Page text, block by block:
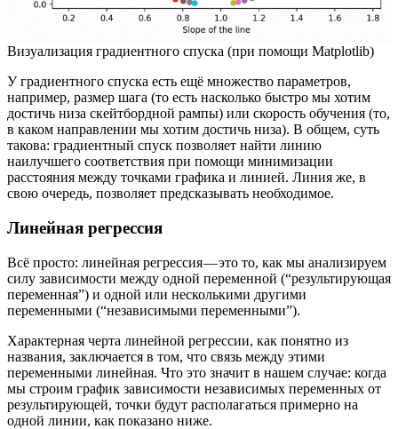
Визуализация градиентного спуска (при помощи Matplotlib)
У градиентного спуска есть ещё множество параметров,
например, размер шага (то есть насколько быстро мы хотим
достичь низа скейтбордной рампы) или скорость обучения (то,
в каком направлении мы хотим достичь низа). В общем, суть
такова: градиентный спуск позволяет найти линию
наилучшего соответствия при помощи минимизации
расстояния между точками графика и линией. Линия же, в
свою очередь, позволяет предсказывать необходимое.
Линейная регрессия
Всё просто: линейная регрессия — это то, как мы анализируем
силу зависимости между одной переменной (“результирующая
переменная”) и одной или несколькими другими
переменными (“независимыми переменными”).
Характерная черта линейной регрессии, как понятно из
названия, заключается в том, что связь между этими
переменными линейная. Что это значит в нашем случае: когда
мы строим график зависимости независимых переменных от
результирующей, точки будут располагаться примерно на
одной линии, как показано ниже.